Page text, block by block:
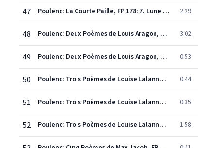
47 Poulenc: La Courte Paille, FP 178: 7. Lune d'Avril 2:29
48 Poulenc: Deux Poèmes de Louis Aragon, FP 122: 1. "C" 3:02
49 Poulenc: Deux Poèmes de Louis Aragon, FP 122: 2. Fêtes galantes 0:53
50 Poulenc: Trois Poèmes de Louise Lalanne, FP 57: 1. Le Present 0:44
51 Poulenc: Trois Poèmes de Louise Lalanne, FP 57: 2. Chanson 0:35
52 Poulenc: Trois Poèmes de Louise Lalanne, FP 57: 3. Hier 1:58